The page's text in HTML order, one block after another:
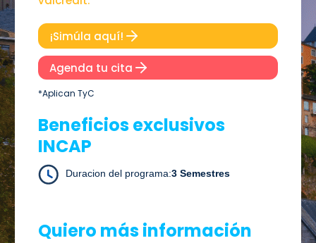
¡Simúla aquí!
Agenda tu cita
*Aplican TyC
Beneficios exclusivos
INCAP
Duracion del programa:3 Semestres
Quiero más información